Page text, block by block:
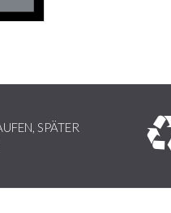
SPÄTER